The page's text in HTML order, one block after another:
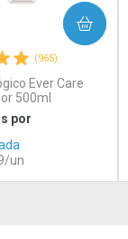
(965)
Ever Care
500ml
por
un
COMPRAR